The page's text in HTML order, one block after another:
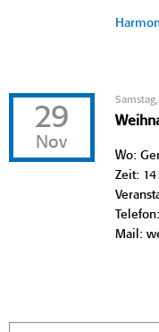
29
Nov
Wo:
Zeit:
Mail: